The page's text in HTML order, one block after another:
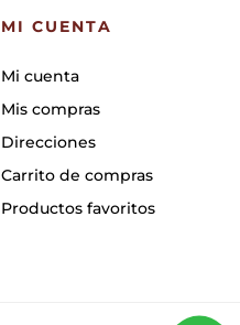
MI CUENTA
Mi cuenta
Mis compras
Direcciones
Carrito de compras
Productos favoritos